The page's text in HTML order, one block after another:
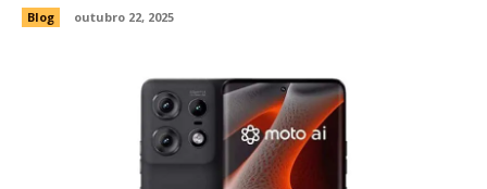
Blog outubro 22, 2025